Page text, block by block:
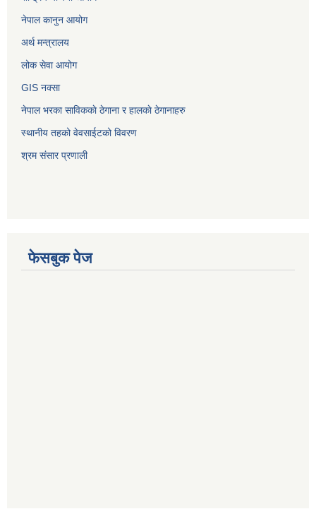
नेपाल कानुन आयोग
अर्थ मन्त्रालय
लोक सेवा आयोग
GIS नक्सा
नेपाल भरका साविककाे ठेगाना र हालकाे ठेगानाहरु
स्थानीय तहको वेवसाईटको विवरण
श्रम संसार प्रणाली
फेसबुक पेज